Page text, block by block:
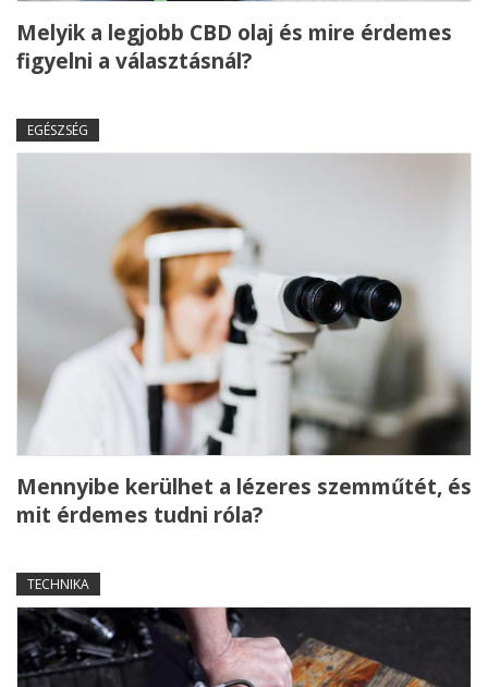
Melyik a legjobb CBD olaj és mire érdemes
figyelni a választásnál?
EGÉSZSÉG
Mennyibe kerülhet a lézeres szemműtét, és
mit érdemes tudni róla?
TECHNIKA